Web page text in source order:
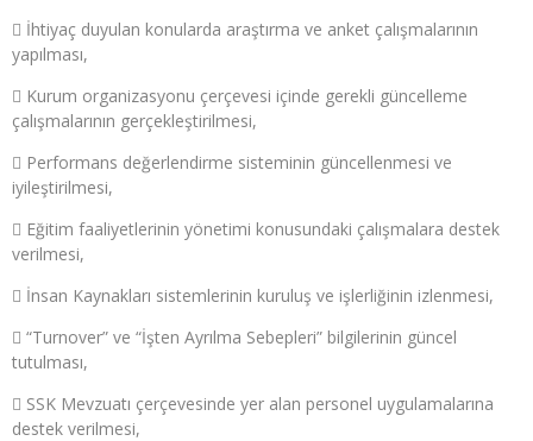
 İhtiyaç duyulan konularda araştırma ve anket çalışmalarının
yapılması,
 Kurum organizasyonu çerçevesi içinde gerekli güncelleme
çalışmalarının gerçekleştirilmesi,
 Performans değerlendirme sisteminin güncellenmesi ve
iyileştirilmesi,
 Eğitim faaliyetlerinin yönetimi konusundaki çalışmalara destek
verilmesi,
 İnsan Kaynakları sistemlerinin kuruluş ve işlerliğinin izlenmesi,
 “Turnover” ve “İşten Ayrılma Sebepleri” bilgilerinin güncel
tutulması,
 SSK Mevzuatı çerçevesinde yer alan personel uygulamalarına
destek verilmesi,